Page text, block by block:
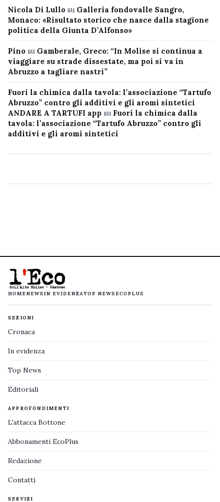
Nicola Di Lullo su Galleria fondovalle Sangro,
Monaco: «Risultato storico che nasce dalla stagione
politica della Giunta D’Alfonso»
Pino su Gamberale, Greco: “In Molise si continua a
viaggiare su strade dissestate, ma poi si va in
Abruzzo a tagliare nastri”
Fuori la chimica dalla tavola: l’associazione “Tartufo
Abruzzo” contro gli additivi e gli aromi sintetici
ANDARE A TARTUFI app su Fuori la chimica dalla
tavola: l’associazione “Tartufo Abruzzo” contro gli
additivi e gli aromi sintetici
HOMENEWS IN EVIDENZATOP NEWS ECOPLUS
SEZIONI
Cronaca
In evidenza
Top News
Editoriali
APPROFONDIMENTI
L'attacca Bottone
Abbonamenti EcoPlus
Redazione
Contatti
SERVIZI